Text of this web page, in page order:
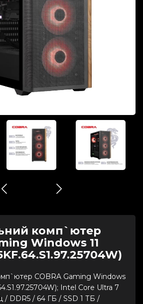
комп`ютер
Windows 11
COBRA Gaming Windows
Intel Core Ultra 7
/ DDR5 / 64 ГБ / SSD 1 ТБ /